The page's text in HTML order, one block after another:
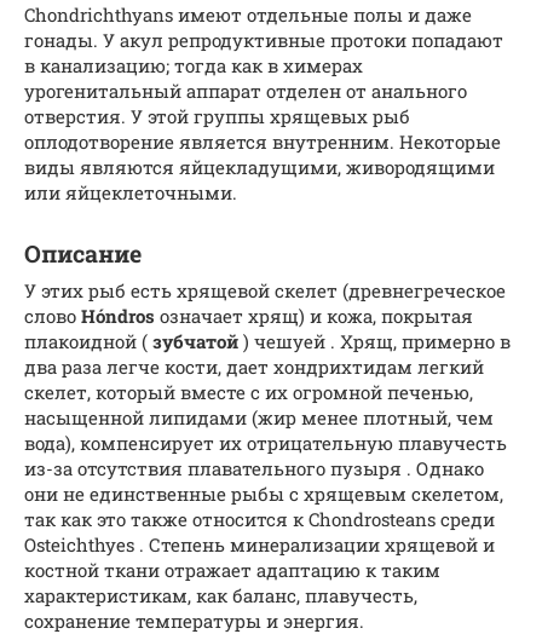
Chondrichthyans имеют отдельные полы и даже
гонады. У акул репродуктивные протоки попадают
в канализацию; тогда как в химерах
урогенитальный аппарат отделен от анального
отверстия. У этой группы хрящевых рыб
оплодотворение является внутренним. Некоторые
виды являются яйцекладущими, живородящими
или яйцеклеточными.
Описание
У этих рыб есть хрящевой скелет (древнегреческое
слово Hóndros означает хрящ) и кожа, покрытая
плакоидной ( зубчатой ) чешуей . Хрящ, примерно в
два раза легче кости, дает хондрихтидам легкий
скелет, который вместе с их огромной печенью,
насыщенной липидами (жир менее плотный, чем
вода), компенсирует их отрицательную плавучесть
из-за отсутствия плавательного пузыря . Однако
они не единственные рыбы с хрящевым скелетом,
так как это также относится к Chondrosteans среди
Osteichthyes . Степень минерализации хрящевой и
костной ткани отражает адаптацию к таким
характеристикам, как баланс, плавучесть,
сохранение температуры и энергия.